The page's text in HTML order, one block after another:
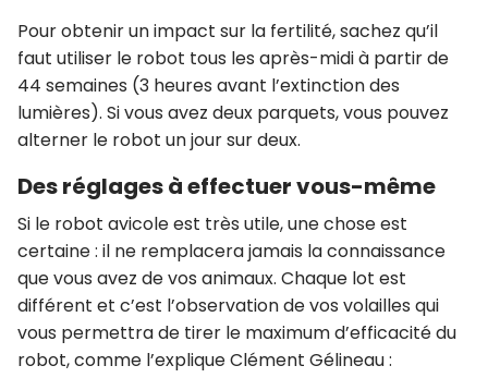
Pour obtenir un impact sur la fertilité, sachez qu’il
faut utiliser le robot tous les après-midi à partir de
44 semaines (3 heures avant l’extinction des
lumières). Si vous avez deux parquets, vous pouvez
alterner le robot un jour sur deux.
Des réglages à effectuer vous-même
Si le robot avicole est très utile, une chose est
certaine : il ne remplacera jamais la connaissance
que vous avez de vos animaux. Chaque lot est
différent et c’est l’observation de vos volailles qui
vous permettra de tirer le maximum d’efficacité du
robot, comme l’explique Clément Gélineau :